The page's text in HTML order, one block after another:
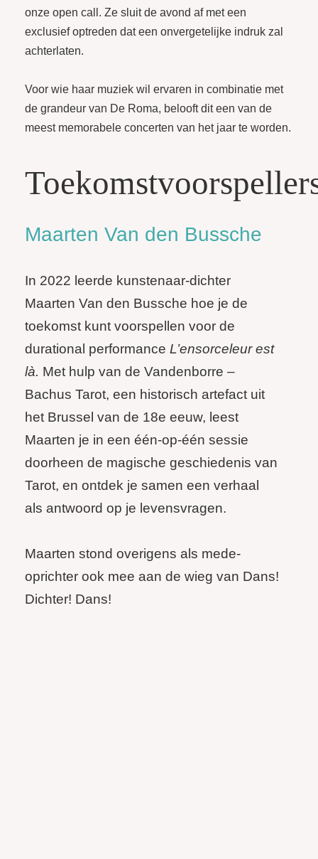
onze open call. Ze sluit de avond af met een
exclusief optreden dat een onvergetelijke indruk zal
achterlaten.
Voor wie haar muziek wil ervaren in combinatie met
de grandeur van De Roma, belooft dit een van de
meest memorabele concerten van het jaar te worden.
Maarten Van den Bussche
In 2022 leerde kunstenaar-dichter
Maarten Van den Bussche hoe je de
toekomst kunt voorspellen voor de
durational performance L’ensorceleur est
là. Met hulp van de Vandenborre –
Bachus Tarot, een historisch artefact uit
het Brussel van de 18e eeuw, leest
Maarten je in een één-op-één sessie
doorheen de magische geschiedenis van
Tarot, en ontdek je samen een verhaal
als antwoord op je levensvragen.
Maarten stond overigens als mede-
oprichter ook mee aan de wieg van Dans!
Dichter! Dans!